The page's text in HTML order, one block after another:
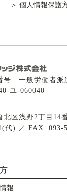
個人情報保護
号 一般労働者
ユ-060040
北区浅野2丁目14
代) ／ FAX: 093-
報